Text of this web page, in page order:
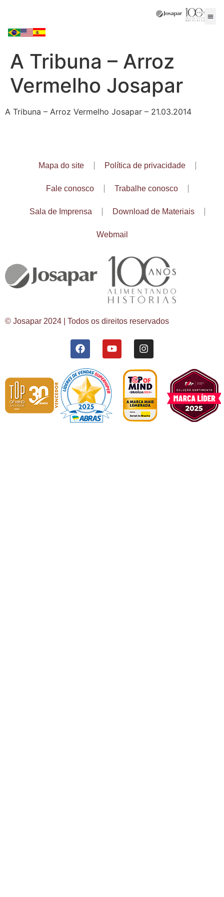
A Tribuna – Arroz
Vermelho Josapar
A Tribuna – Arroz Vermelho Josapar – 21.03.2014
Mapa do site Política de privacidade
Fale conosco Trabalhe conosco
Sala de Imprensa Download de Materiais
Webmail
© Josapar 2024 | Todos os direitos reservados